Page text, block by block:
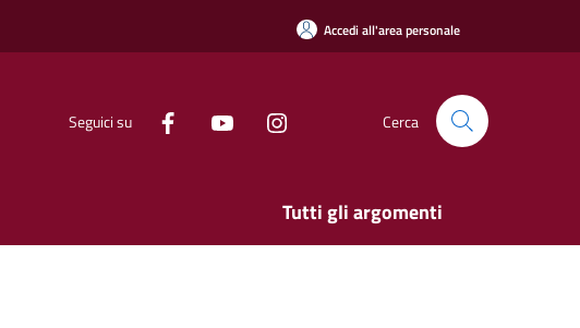
Accedi all'area personale
Seguici su Cerca
Tutti gli argomenti